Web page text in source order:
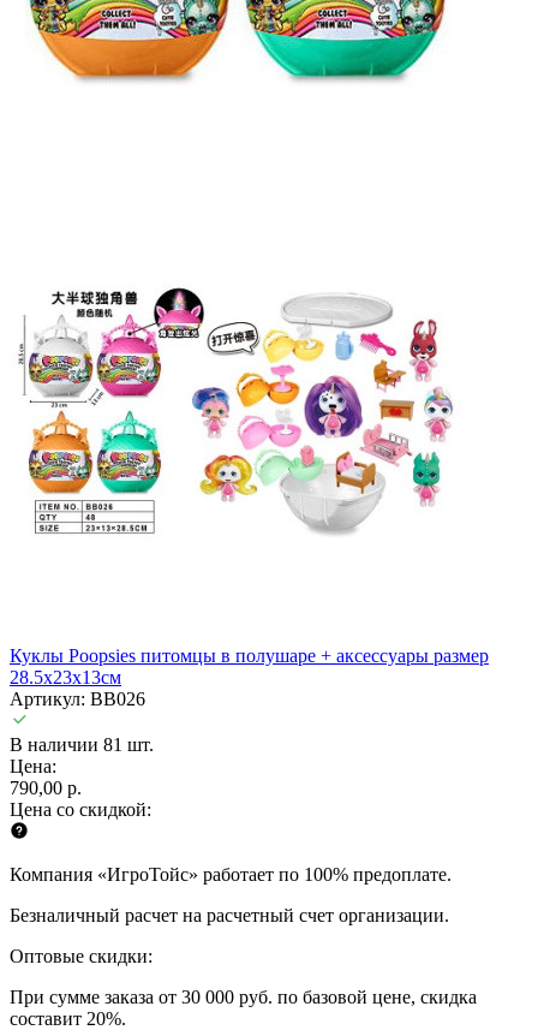
Куклы Poopsies питомцы в полушаре + аксессуары размер
28.5х23х13см
Артикул: BB026
В наличии 81 шт.
Цена:
790,00 р.
Цена со скидкой:
Компания «ИгроТойс» работает по 100% предоплате.
Безналичный расчет на расчетный счет организации.
Оптовые скидки:
При сумме заказа от 30 000 руб. по базовой цене, скидка
составит 20%.